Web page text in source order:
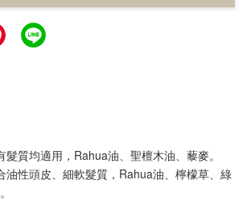
質均適用，Rahua油、聖檀木油、藜麥。
油性頭皮、細軟髮質，Rahua油、檸檬草、綠